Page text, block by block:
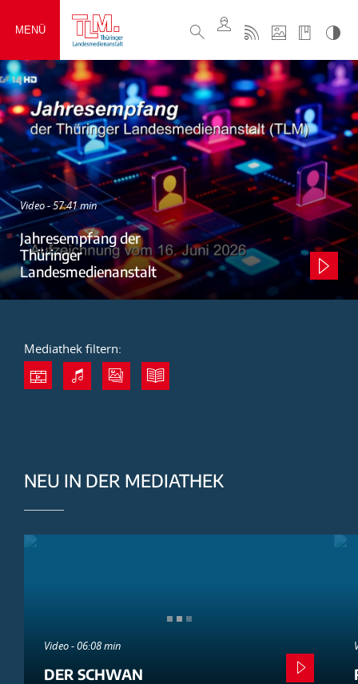
MENÜ
Video - 57:41 min
Jahresempfang der
Thüringer
Landesmedienanstalt
Mediathek filtern:
NEU IN DER MEDIATHEK
Video - 06:08 min
DER SCHWAN